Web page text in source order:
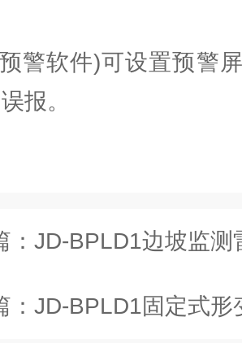
软件)可设置预警屏
报。
： JD-BPLD1边坡监测
JD-BPLD1固定式形